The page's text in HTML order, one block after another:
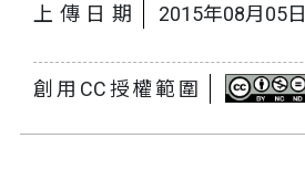
上傳日期 2015年08月05日
創用CC授權範圍